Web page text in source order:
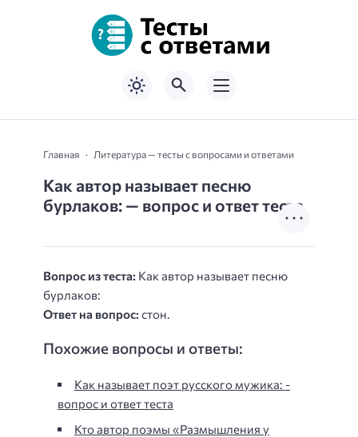
Главная Литература — тесты с вопросами и ответами
Как автор называет песню
бурлаков: — вопрос и ответ теста
Вопрос из теста: Как автор называет песню
бурлаков:
Ответ на вопрос: стон.
Похожие вопросы и ответы:
Как называет поэт русского мужика: -
вопрос и ответ теста
Кто автор поэмы «Размышления у